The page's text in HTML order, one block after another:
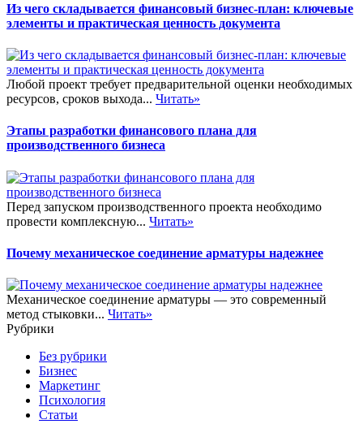
Из чего складывается финансовый бизнес-план: ключевые
элементы и практическая ценность документа
Любой проект требует предварительной оценки необходимых
ресурсов, сроков выхода... Читать»
Этапы разработки финансового плана для
производственного бизнеса
Перед запуском производственного проекта необходимо
провести комплексную... Читать»
Почему механическое соединение арматуры надежнее
Механическое соединение арматуры — это современный
метод стыковки... Читать»
Рубрики
Без рубрики
Бизнес
Маркетинг
Психология
Статьи